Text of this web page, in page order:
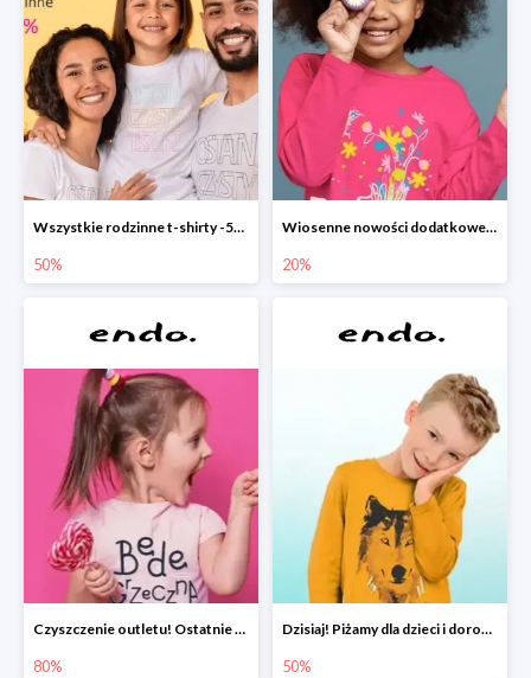
Wszystkie rodzinne t-shirty -50%
50%
Wiosenne nowości dodatkowe -20%
20%
Czyszczenie outletu! Ostatnie sztuki do -80%
80%
Dzisiaj! Piżamy dla dzieci i dorosłych -50%
50%